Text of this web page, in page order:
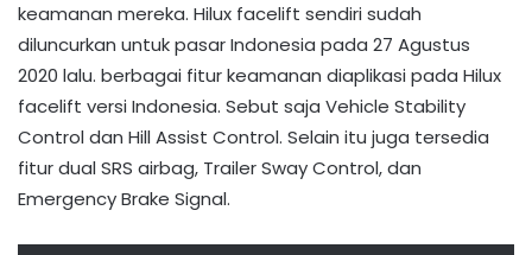
keamanan mereka. Hilux facelift sendiri sudah
diluncurkan untuk pasar Indonesia pada 27 Agustus
2020 lalu. berbagai fitur keamanan diaplikasi pada Hilux
facelift versi Indonesia. Sebut saja Vehicle Stability
Control dan Hill Assist Control. Selain itu juga tersedia
fitur dual SRS airbag, Trailer Sway Control, dan
Emergency Brake Signal.